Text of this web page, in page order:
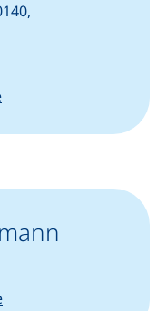
einen Telefonanruf,
(öffnet Ihr E-Mail-
einen Telefonanruf,
(öffnet Ihr E-Mail-